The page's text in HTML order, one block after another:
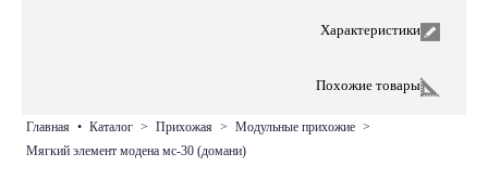
Характеристики
Похожие товары
главная • каталог > прихожая > модульные прихожие >
мягкий элемент модена мс-30 (домани)